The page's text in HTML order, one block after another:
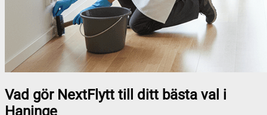
Vad gör NextFlytt till ditt bästa val i
Haninge